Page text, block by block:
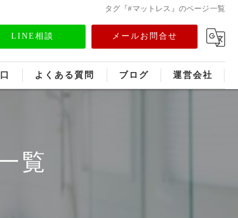
タグ『#マットレス』のページ一覧
LINE相談 メールお問合せ
よくある質問 ブログ 運営会社
覧